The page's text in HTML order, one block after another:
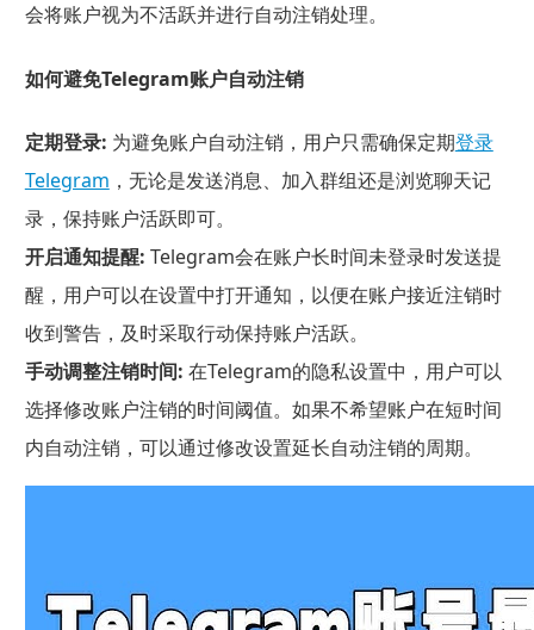
会将账户视为不活跃并进行自动注销处理。
如何避免Telegram账户自动注销
定期登录: 为避免账户自动注销，用户只需确保定期登录
Telegram ，无论是发送消息、加入群组还是浏览聊天记
录，保持账户活跃即可。
开启通知提醒: Telegram会在账户长时间未登录时发送提
醒，用户可以在设置中打开通知，以便在账户接近注销时
收到警告，及时采取行动保持账户活跃。
手动调整注销时间: 在Telegram的隐私设置中，用户可以
选择修改账户注销的时间阈值。如果不希望账户在短时间
内自动注销，可以通过修改设置延长自动注销的周期。